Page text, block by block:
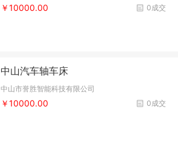
0成交
￥10000.00
中山汽车轴车床
中山市誉胜智能科技有限公司
0成交
￥10000.00